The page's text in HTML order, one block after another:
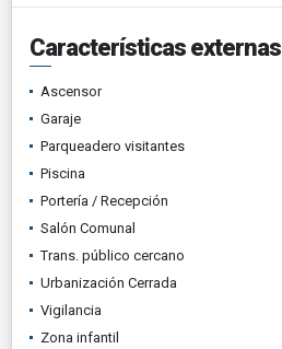
Características externas
Ascensor
Garaje
Parqueadero visitantes
Piscina
Portería / Recepción
Salón Comunal
Trans. público cercano
Urbanización Cerrada
Vigilancia
Zona infantil